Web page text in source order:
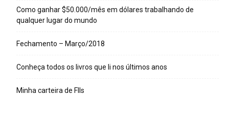
Como ganhar $50.000/mês em dólares trabalhando de
qualquer lugar do mundo
Fechamento – Março/2018
Conheça todos os livros que li nos últimos anos
Minha carteira de FIIs